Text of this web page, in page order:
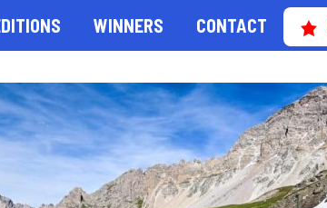
WINNERS CONTACT